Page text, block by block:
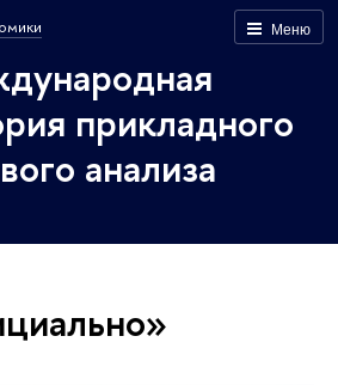
Меню
прикладного
анализа